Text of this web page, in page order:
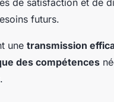
de satisfaction et de
futurs.
une transmission
des compétences